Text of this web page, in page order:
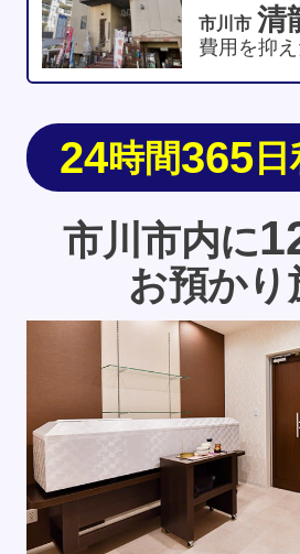
市川市 清
費用を抑
24時間365日
市川市内に
お預かり